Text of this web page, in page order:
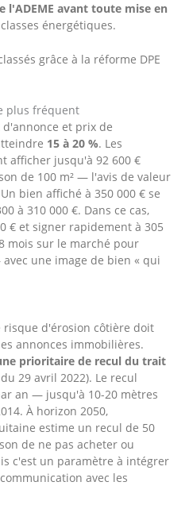
l'ADEME avant toute mise en
énergétiques.
grâce à la réforme DPE
plus fréquent
et prix de
15 à 20 %. Les
afficher jusqu'à 92 600 €
de 100 m² — l'avis de valeur
bien affiché à 350 000 € se
à 310 000 €. Dans ce cas,
€ et signer rapidement à 305
mois sur le marché pour
une image de bien « qui
risque d'érosion côtière doit
annonces immobilières.
prioritaire de recul du trait
29 avril 2022). Le recul
an — jusqu'à 10-20 mètres
À horizon 2050,
estime un recul de 50
de ne pas acheter ou
c'est un paramètre à intégrer
avec les